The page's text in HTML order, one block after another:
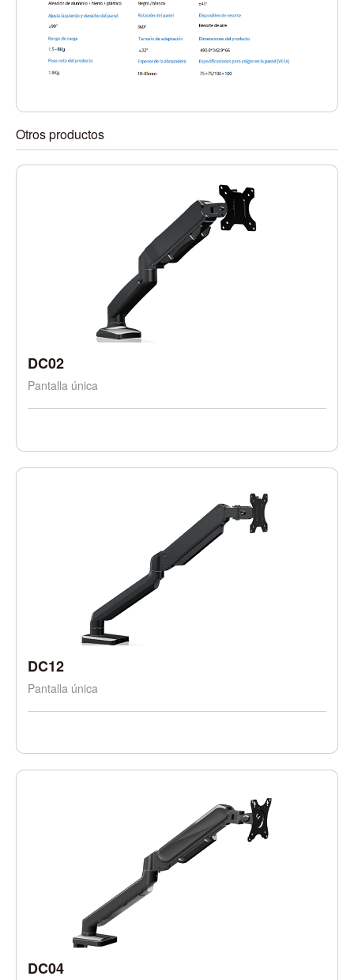
Otros productos
DC02
Pantalla única
DC12
Pantalla única
DC04